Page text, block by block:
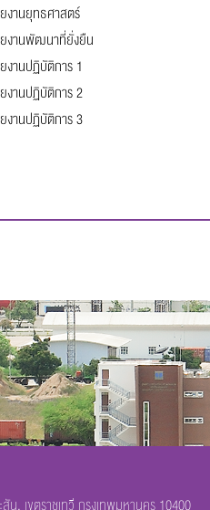
งานยุทธศาสตร์
งานพัฒนาที่ยั่งยืน
านปฏิบัติการ 1
งานปฏิบัติการ 2
งานปฏิบัติการ 3